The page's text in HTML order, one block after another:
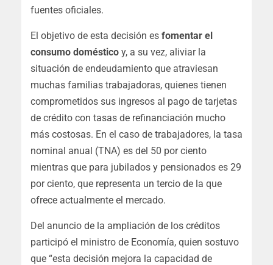
fuentes oficiales.
El objetivo de esta decisión es fomentar el
consumo doméstico y, a su vez, aliviar la
situación de endeudamiento que atraviesan
muchas familias trabajadoras, quienes tienen
comprometidos sus ingresos al pago de tarjetas
de crédito con tasas de refinanciación mucho
más costosas. En el caso de trabajadores, la tasa
nominal anual (TNA) es del 50 por ciento
mientras que para jubilados y pensionados es 29
por ciento, que representa un tercio de la que
ofrece actualmente el mercado.
Del anuncio de la ampliación de los créditos
participó el ministro de Economía, quien sostuvo
que “esta decisión mejora la capacidad de